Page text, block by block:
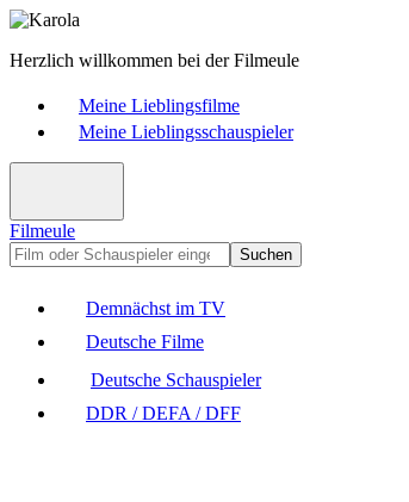
Herzlich willkommen bei der Filmeule
Meine Lieblingsfilme
Meine Lieblingsschauspieler
Filmeule
Suchen
Demnächst im TV
Deutsche Filme
Deutsche Schauspieler
DDR / DEFA / DFF